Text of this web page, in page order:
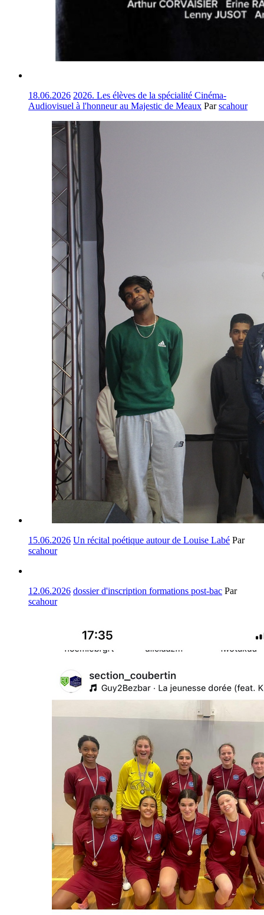
18.06.2026 2026. Les élèves de la spécialité Cinéma-
Audiovisuel à l'honneur au Majestic de Meaux Parscahour
15.06.2026 Un récital poétique autour de Louise Labé Par
scahour
12.06.2026 dossier d'inscription formations post-bac Par
scahour